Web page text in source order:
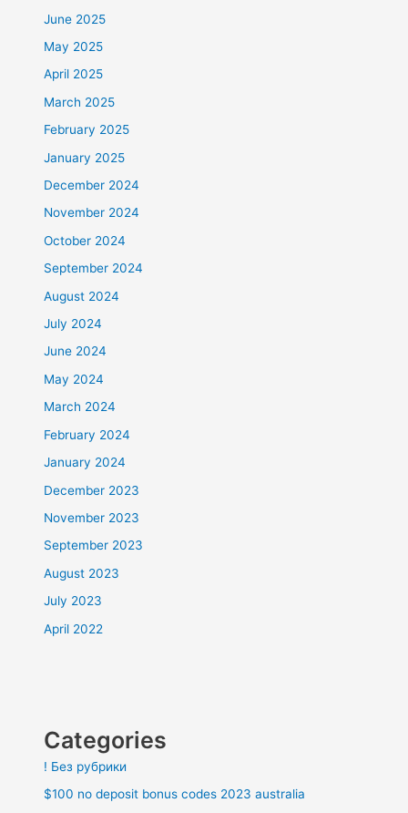
June 2025
May 2025
April 2025
March 2025
February 2025
January 2025
December 2024
November 2024
October 2024
September 2024
August 2024
July 2024
June 2024
May 2024
March 2024
February 2024
January 2024
December 2023
November 2023
September 2023
August 2023
July 2023
April 2022
Categories
! Без рубрики
$100 no deposit bonus codes 2023 australia